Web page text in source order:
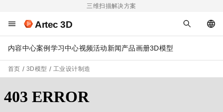
三维扫描解决方案
Artec 3D
内容中心案例 学习中心视频活动新闻产品画册3D模型
首页 3D模型 工业设计制造